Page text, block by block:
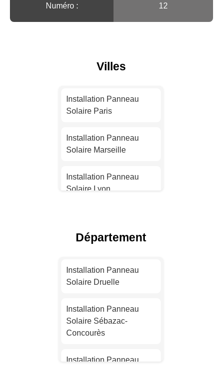
Numéro : 12
Villes
Installation Panneau
Solaire Paris
Installation Panneau
Solaire Marseille
Installation Panneau
Solaire Lyon
Solaire Nice
Solaire Nantes
Installation Panneau
Département
Installation Panneau
Solaire Druelle
Installation Panneau
Solaire Sébazac-
Concourès
Installation Panneau